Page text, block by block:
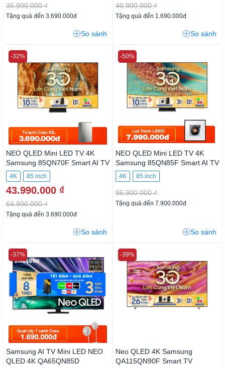
35.900.000 ₫
Tặng quà đến 3.690.000đ
So sánh
40.900.000 ₫
Tặng quà đến 1.690.000đ
So sánh
NEO QLED Mini LED TV 4K
Samsung 85QN70F Smart AI
TV
4K 85 inch
43.990.000 ₫
64.900.000 ₫
-32%
Tặng quà đến 3.690.000đ
So sánh
NEO QLED Mini LED TV 4K
Samsung 85QN85F Smart AI
TV
4K 85 inch
95.900.000 ₫
-50%
Tặng quà đến 7.900.000đ
So sánh
Samsung AI TV Mini LED NEO
QLED 4K QA65QN85D
-37%
Neo QLED 4K Samsung
QA115QN90F Smart TV
-39%